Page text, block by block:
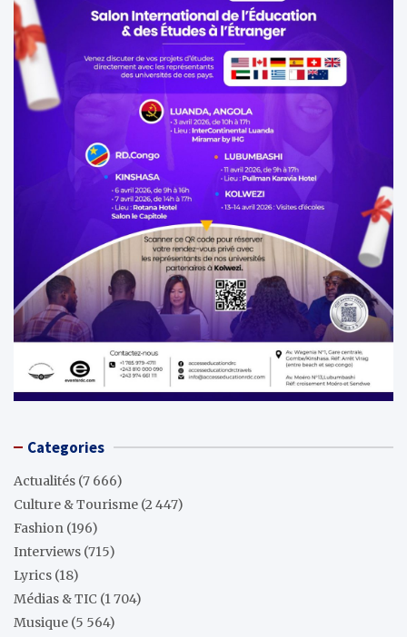
Categories
Actualités (7 666)
Culture & Tourisme (2 447)
Fashion (196)
Interviews (715)
Lyrics (18)
Médias & TIC (1 704)
Musique (5 564)